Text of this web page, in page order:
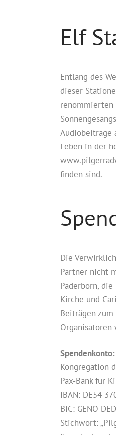
Elf
Entlang des
dieser
renommierten
Audiobeiträge
Leben in der
finden sind.
Die
Partner nicht
Paderborn,
Kirche und
Beiträgen
Organisatoren
Spendenkonto:
Kongregation
Pax-Bank für
IBAN: DE54
BIC: GENO
Stichwort: